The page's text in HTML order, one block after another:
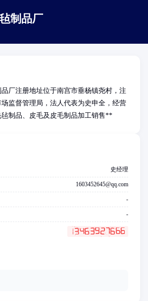
制品厂
厂注册地址位于南宫市垂杨镇尧村，注
监督管理局，法人代表为史申全，经营
制品、皮毛及皮毛制品加工销售**
史经理
1603452645@qq.com
-
-